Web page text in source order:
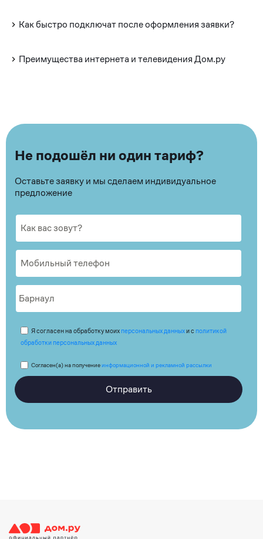
Как быстро подключат после оформления заявки?
Преимущества интернета и телевидения Дом.ру
Не подошёл ни один тариф?
Оставьте заявку и мы сделаем индивидуальное
предложение
Я согласен на обработку моих персональных данныхи с политикой
обработки персональных данных
Согласен(а) на получениеинформационной и рекламной рассылки
Отправить